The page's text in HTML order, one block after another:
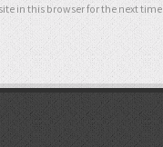
in this browser for the next